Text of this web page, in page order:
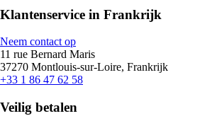
Klantenservice in Frankrijk
Neem contact op
11 rue Bernard Maris
37270 Montlouis-sur-Loire, Frankrijk
+33 1 86 47 62 58
Veilig betalen